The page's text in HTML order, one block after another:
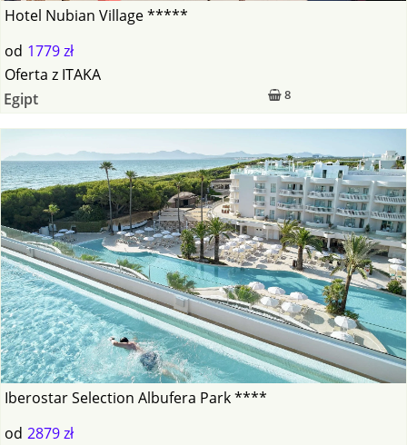
Hotel Nubian Village *****
od 1779 zł
8
Oferta z ITAKA
Egipt
Iberostar Selection Albufera Park ****
od 2879 zł